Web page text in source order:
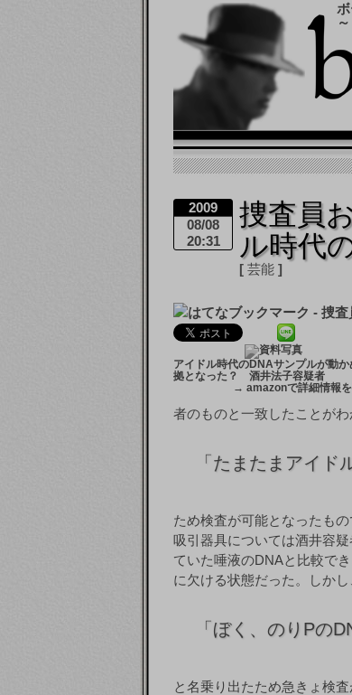
2009
08/08
20:31
捜査員
ル時代
芸能
アイドル時代のDNAサンプルが動か
拠となった？ 酒井法子容疑者
→ amazonで詳細情報
者のものと一致したことが
「 たまたまアイド
ため検査が可能となったも
吸引器具については酒井容
ていた唾液のDNAと比較で
に欠ける状態だった。しか
「 ぼく、のりPの
と名乗り出たため急きょ検査